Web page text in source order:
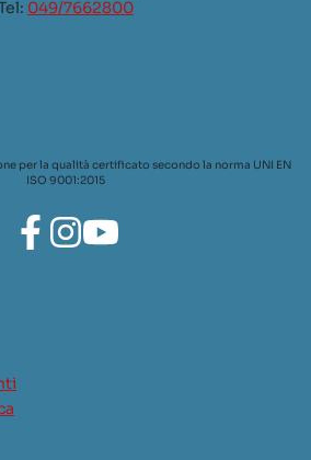
049/7662800
per la qualità certificato secondo la norma UNI EN
ISO 9001:2015